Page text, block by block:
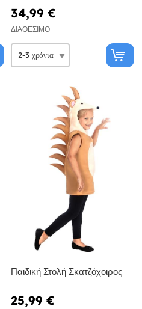
34,99 €
ΔΙΑΘΈΣΙΜΟ
Παιδική Στολή Σκατζόχοιρος
25,99 €